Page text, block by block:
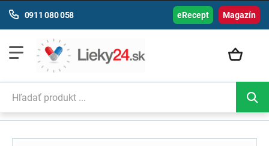
Magazín
0911 080 058 eRecept